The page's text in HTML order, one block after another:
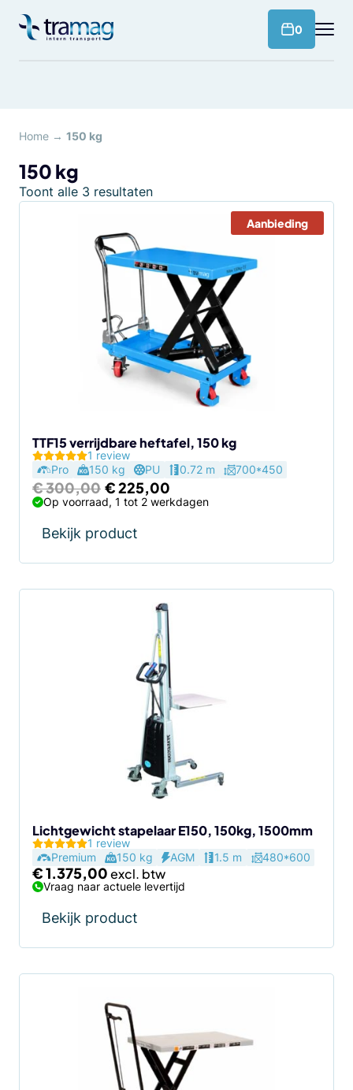
naar
0
Home → 150 kg
150 kg
Toont alle 3 resultaten
Aanbieding
TTF15 verrijdbare heftafel, 150 kg
1 review
Pro
150 kg PU 0.72 m 700*450
€300,00 Oorspronkelijke
prijs
was:
€ 300,00.
€225,00
prijs
Op voorraad, 1 tot 2 werkdagen
Bekijk product
Lichtgewicht stapelaar E150, 150kg, 1500mm
1 review
Premium
150 kg AGM 1.5 m 480*600
€1.375,00
Vraag naar actuele levertijd
Bekijk product